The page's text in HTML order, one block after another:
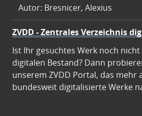
Autor: Bresnicer, Alexius
ZVDD - Zentrales Verzeichnis
Ist Ihr gesuchtes Werk noch
digitalen Bestand? Dann
unserem ZVDD Portal, das mehr
bundesweit digitalisierte Werke